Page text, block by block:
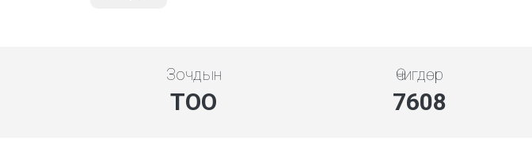
Зочдын
ТОО
Өчигдөр
7608